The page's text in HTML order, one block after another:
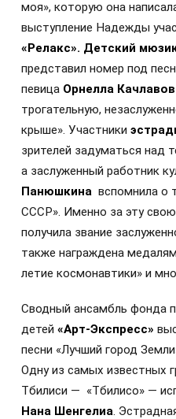
моя», которую она
выступление Надежды
«Релакс». Детский
представил номер под
певица Орнелла
трогательную,
крыше». Участники
зрителей задуматься над
а заслуженный работник
Панюшкина вспомнила о
СССР». Именно за эту
получила звание
также награждена
летие космонавтики» и
Сводный ансамбль фонда
детей «Арт-Экспресс»
песни «Лучший город
Одну из самых известных
Тбилиси — «Тбилисо» —
Нана Шенгелиа.